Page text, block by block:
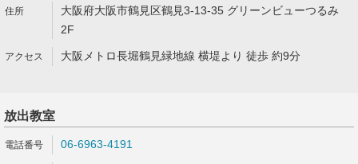
大阪府大阪市鶴見区鶴見3-13-35 グリーンビューつるみ
2F
大阪メトロ長堀鶴見緑地線 横堤より 徒歩 約9分
放出教室
06-6963-4191